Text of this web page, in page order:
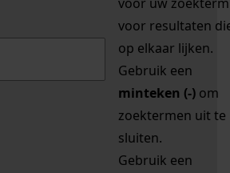
voor resultaten
op elkaar lijken.
Gebruik een
minteken (-) om
zoektermen uit te
sluiten.
Gebruik een